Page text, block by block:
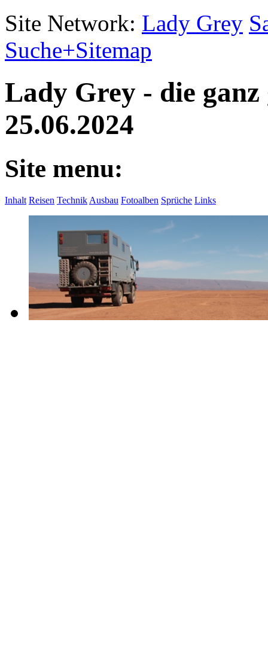
Site Network: Lady Grey
Suche+Sitemap
Lady Grey - die
25.06.2024
Site menu:
Inhalt Reisen Technik Ausbau Fotoalben Sprüche Links